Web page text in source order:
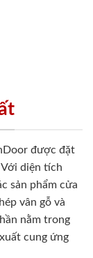
được đặt
diện tích
sản phẩm cửa
vân gỗ và
nằm trong
cung ứng